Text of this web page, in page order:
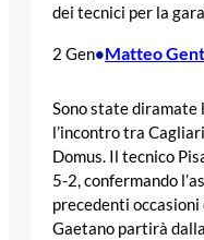
dei tecnici per la
2 Gen•Matteo
Sono state
l’incontro tra
Domus. Il tecnico
5-2, confermando
precedenti
Gaetano partirà